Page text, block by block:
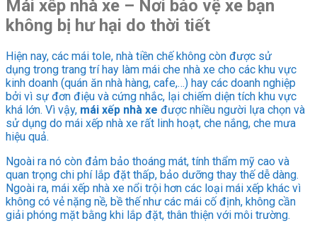
Mái xếp nhà xe – Nơi bảo vệ xe bạn
không bị hư hại do thời tiết
Hiện nay, các mái tole, nhà tiền chế không còn được sử
dụng trong trang trí hay làm mái che nhà xe cho các khu vực
kinh doanh (quán ăn nhà hàng, cafe,…) hay các doanh nghiệp
bởi vì sự đơn điệu và cứng nhắc, lại chiếm diện tích khu vực
khá lớn. Vì vậy, mái xếp nhà xe được nhiều người lựa chọn và
sử dụng do mái xếp nhà xe rất linh hoạt, che nắng, che mưa
hiệu quả.
Ngoài ra nó còn đảm bảo thoáng mát, tính thẩm mỹ cao và
quan trọng chi phí lắp đặt thấp, bảo dưỡng thay thế dễ dàng.
Ngoài ra, mái xếp nhà xe nổi trội hơn các loại mái xếp khác vì
không có vẻ nặng nề, bề thế như các mái cố định, không cần
giải phóng mặt bằng khi lắp đặt, thân thiện với môi trường.